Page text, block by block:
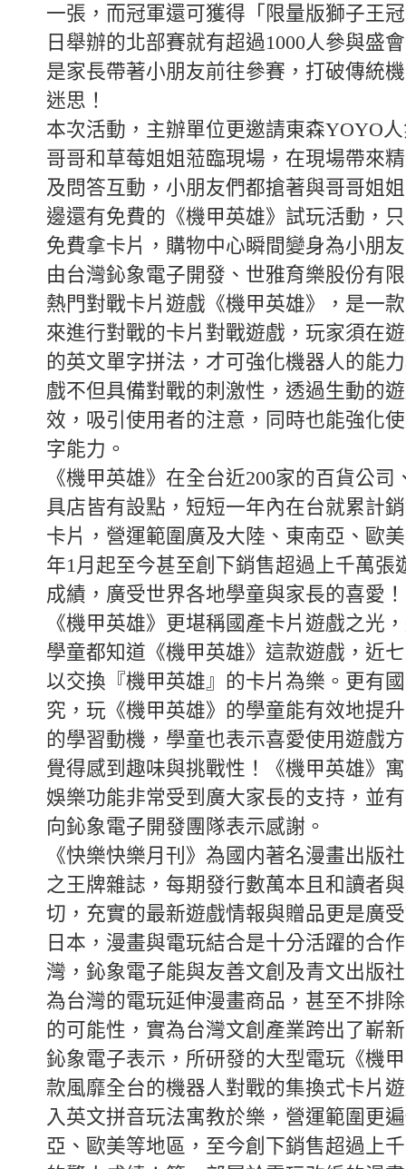
一張，而冠軍還可獲得「限量版獅子王
日舉辦的北部賽就有超過1000人參與盛
是家長帶著小朋友前往參賽，打破傳統
迷思！
本次活動，主辦單位更邀請東森YOYO
哥哥和草莓姐姐蒞臨現場，在現場帶來
及問答互動，小朋友們都搶著與哥哥姐
邊還有免費的《機甲英雄》試玩活動，
免費拿卡片，購物中心瞬間變身為小朋
由台灣鈊象電子開發、世雅育樂股份有
熱門對戰卡片遊戲《機甲英雄》，是一
來進行對戰的卡片對戰遊戲，玩家須在
的英文單字拼法，才可強化機器人的能
戲不但具備對戰的刺激性，透過生動的
效，吸引使用者的注意，同時也能強化
字能力。
《機甲英雄》在全台近200家的百貨公司
具店皆有設點，短短一年內在台就累計
卡片，營運範圍廣及大陸、東南亞、歐
年1月起至今甚至創下銷售超過上千萬張
成績，廣受世界各地學童與家長的喜愛！
《機甲英雄》更堪稱國產卡片遊戲之光
學童都知道《機甲英雄》這款遊戲，近
以交換『機甲英雄』的卡片為樂。更有
究，玩《機甲英雄》的學童能有效地提
的學習動機，學童也表示喜愛使用遊戲
覺得感到趣味與挑戰性！《機甲英雄》
娛樂功能非常受到廣大家長的支持，並
向鈊象電子開發團隊表示感謝。
《快樂快樂月刊》為國内著名漫畫出版
之王牌雜誌，每期發行數萬本且和讀者
切，充實的最新遊戲情報與贈品更是廣
日本，漫畫與電玩結合是十分活躍的合
灣，鈊象電子能與友善文創及青文出版
為台灣的電玩延伸漫畫商品，甚至不排
的可能性，實為台灣文創產業跨出了嶄
鈊象電子表示，所研發的大型電玩《機
款風靡全台的機器人對戰的集換式卡片
入英文拼音玩法寓教於樂，營運範圍更
亞、歐美等地區，至今創下銷售超過上